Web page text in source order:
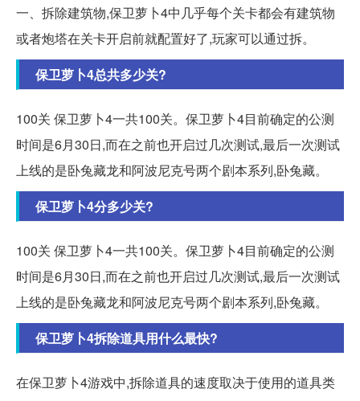
一、拆除建筑物,保卫萝卜4中几乎每个关卡都会有建筑物
或者炮塔在关卡开启前就配置好了,玩家可以通过拆。
保卫萝卜4总共多少关?
100关 保卫萝卜4一共100关。保卫萝卜4目前确定的公测
时间是6月30日,而在之前也开启过几次测试,最后一次测试
上线的是卧兔藏龙和阿波尼克号两个剧本系列,卧兔藏。
保卫萝卜4分多少关?
100关 保卫萝卜4一共100关。保卫萝卜4目前确定的公测
时间是6月30日,而在之前也开启过几次测试,最后一次测试
上线的是卧兔藏龙和阿波尼克号两个剧本系列,卧兔藏。
保卫萝卜4拆除道具用什么最快?
在保卫萝卜4游戏中,拆除道具的速度取决于使用的道具类